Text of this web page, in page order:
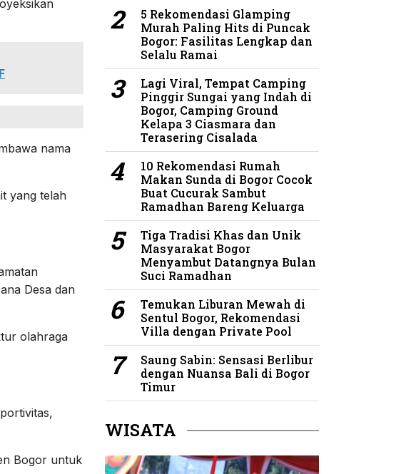
nama
yang telah
Desa dan
olahraga
Bogor untuk
5 Rekomendasi Glamping
Murah Paling Hits di Puncak
Bogor: Fasilitas Lengkap dan
Selalu Ramai
Lagi Viral, Tempat Camping
Pinggir Sungai yang Indah di
Bogor, Camping Ground
Kelapa 3 Ciasmara dan
Terasering Cisalada
10 Rekomendasi Rumah
Makan Sunda di Bogor Cocok
Buat Cucurak Sambut
Ramadhan Bareng Keluarga
Tiga Tradisi Khas dan Unik
Masyarakat Bogor
Menyambut Datangnya Bulan
Suci Ramadhan
Temukan Liburan Mewah di
Sentul Bogor, Rekomendasi
Villa dengan Private Pool
Saung Sabin: Sensasi Berlibur
dengan Nuansa Bali di Bogor
Timur
WISATA